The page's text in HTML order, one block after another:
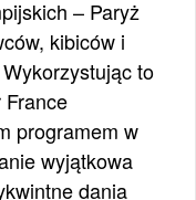
– Paryż
kibiców i
to
programem w
wyjątkowa
dania